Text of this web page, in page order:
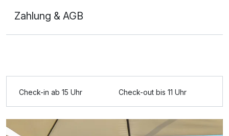
Ausstattung
Für 7 Tage p.P. ab 1.097,50 €
Zahlung & AGB
Check-in ab 15 Uhr Check-out bis 11 Uhr